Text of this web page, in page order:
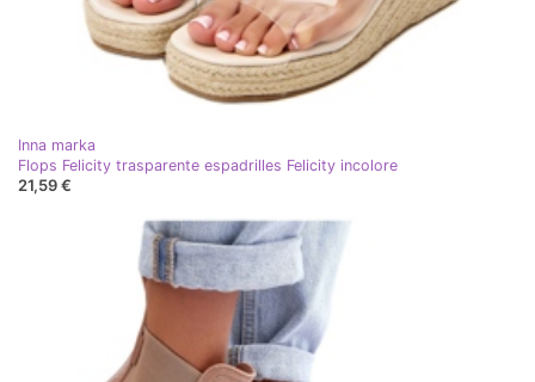
Inna marka
Flops Felicity trasparente espadrilles Felicity incolore
21,59 €